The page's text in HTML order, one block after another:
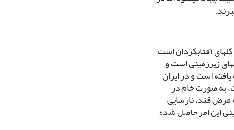
آفتابگردان است
زیرزمینى است و
یافته است و در ایران
به صورت خام در
مرض قند، نارسایى
و بر اثر مواد پروتئینى این امر حاصل شده